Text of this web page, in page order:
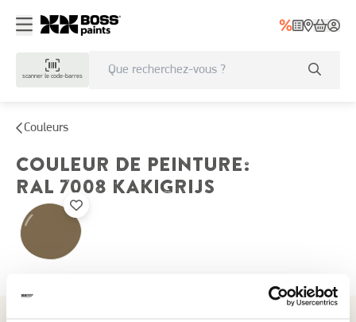
scanner le code-barres
Couleurs
COULEUR DE PEINTURE:
RAL 7008 KAKIGRIJS